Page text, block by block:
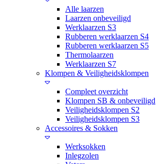
Alle laarzen
Laarzen onbeveiligd
Werklaarzen S3
Rubberen werklaarzen S4
Rubberen werklaarzen S5
Thermolaarzen
Werklaarzen S7
Klompen & Veiligheidsklompen
Compleet overzicht
Klompen SB & onbeveiligd
Veiligheidsklompen S2
Veiligheidsklompen S3
Accessoires & Sokken
Werksokken
Inlegzolen